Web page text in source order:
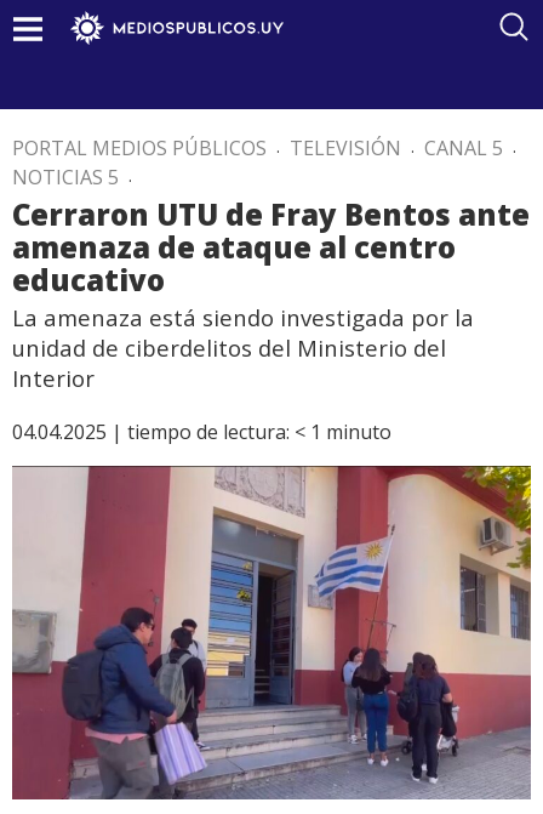
PORTAL MEDIOS PÚBLICOS . TELEVISIÓN . CANAL 5 .
NOTICIAS 5 .
Cerraron UTU de Fray Bentos ante
amenaza de ataque al centro
educativo
La amenaza está siendo investigada por la
unidad de ciberdelitos del Ministerio del
Interior
04.04.2025 | tiempo de lectura: < 1 minuto